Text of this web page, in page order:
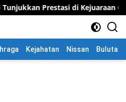
Open Piala Wali Kota
Kejahatan Nissan